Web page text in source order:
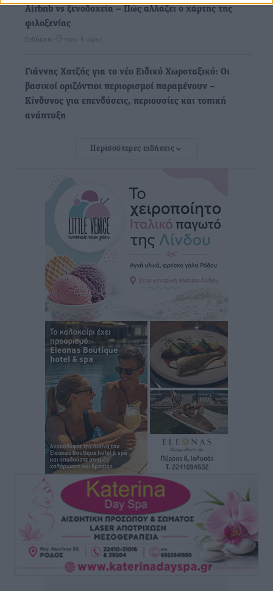
Airbnb vs ξενοδοχεία – Πώς αλλάζει ο χάρτης της
φιλοξενίας
Ειδήσεις πριν 4 ώρες
Γιάννης Χατζής για το νέο Ειδικό Χωροταξικό: Οι
βασικοί οριζόντιοι περιορισμοί παραμένουν –
Κίνδυνος για επενδύσεις, περιουσίες και τοπική
ανάπτυξη
δεν υπάρχουν περιθώρια εφησυχασμού
πριν 4 ώρες
Στον Άγιο Νικόλαο Χάλκης ανοίγει ξανά το
ανανεωμένο εκκλησιαστικό μουσείο από τη Λέσχη
Lions Χάλκης
Τοπικές Ειδήσεις• πριν 4 ώρες
Ρόδος: «Βουλιάζει» από τουρίστες – Πάνω από 1 εκατ.
επιβάτες και 55 κρουαζιερόπλοια
Τοπικές Ειδήσεις• πριν 4 ώρες
Γ’ Εθνική Κατηγορία: Οι ημερομηνίες των
αγωνιστικών της κανονικής περιόδου
• πριν 10 ώρες
Συνελήφθησαν δύο άτομα στην Κάρπαθο για άγρα
πελατών
Τοπικές Ειδήσεις• πριν 10 ώρες
Χωρίς υποχρεωτική παρουσία μικρών στη 12άδα
Αθλητικά πριν 10 ώρες
Ο Πελεκάνος, οι ανεμογεννήτριες και μια κοινότητα
που κανείς δεν ρώτησε
Δημο-Κρίσεις• πριν 10 ώρες
Περισσότερες ειδήσεις